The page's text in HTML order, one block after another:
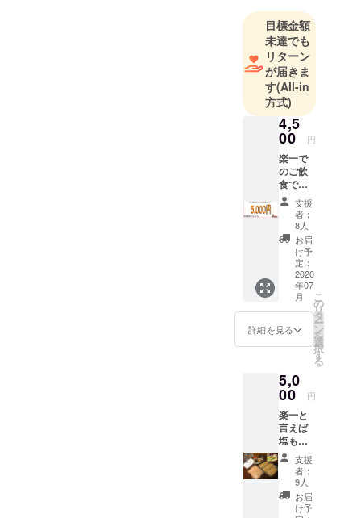
目標金額
未達でも
リターン
が届きま
す(All-in
方式)
4,5
00 円
楽一で
のご飲
食でご
利用頂
ける
5,000円
のお食
事券で
す。 有
効期限
は2022
年10月
末です
お釣り
の出な
となり
ますご
了承下
さいま
せ
支援
者：
8人
お届
け予
定：
2020
年07
月
詳細を見る
こ
の
リ
タ
ー
ン
を
選
択
す
る
5,0
00 円
楽一と
言えば
塩もつ
鍋とい
うくら
いこの
鍋で14
年間勝
支援
者：
9人
お届
け予